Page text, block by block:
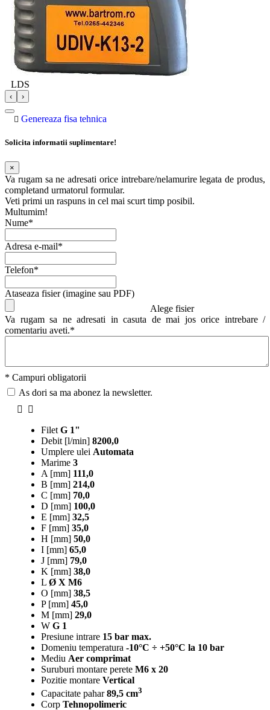
LDS
‹ ›
Genereaza fisa tehnica
Solicita informatii suplimentare!
×
Va rugam sa ne adresati orice intrebare/nelamurire legata de produs,
completand urmatorul formular.
Veti primi un raspuns in cel mai scurt timp posibil.
Multumim!
Nume*
Adresa e-mail*
Telefon*
Ataseaza fisier (imagine sau PDF)
Alege fisier
Va rugam sa ne adresati in casuta de mai jos orice intrebare /
comentariu aveti.*
* Campuri obligatorii
As dori sa ma abonez la newsletter.
Filet G 1"
Debit [l/min] 8200,0
Umplere ulei Automata
Marime 3
A [mm] 111,0
B [mm] 214,0
C [mm] 70,0
D [mm] 100,0
E [mm] 32,5
F [mm] 35,0
H [mm] 50,0
I [mm] 65,0
J [mm] 79,0
K [mm] 38,0
L Ø X M6
O [mm] 38,5
P [mm] 45,0
M [mm] 29,0
W G 1
Presiune intrare 15 bar max.
Domeniu temperatura -10°C ÷ +50°C la 10 bar
Mediu Aer comprimat
Suruburi montare perete M6 x 20
Pozitie montare Vertical
Capacitate pahar 89,5 cm3
Corp Tehnopolimeric